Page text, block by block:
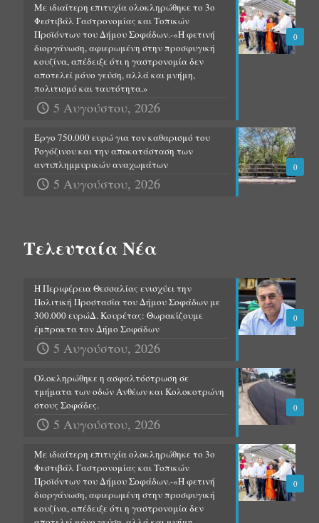
0
Με ιδιαίτερη επιτυχία ολοκληρώθηκε το 3ο
Φεστιβάλ Γαστρονομίας και Τοπικών
Προϊόντων του Δήμου Σοφάδων.-«Η φετινή
διοργάνωση, αφιερωμένη στην προσφυγική
κουζίνα, απέδειξε ότι η γαστρονομία δεν
αποτελεί μόνο γεύση, αλλά και μνήμη,
πολιτισμό και ταυτότητα.»
5 Αυγούστου, 2026
0
Έργο 750.000 ευρώ για τον καθαρισμό του
Ρογόζινου και την αποκατάσταση των
αντιπλημμυρικών αναχωμάτων
5 Αυγούστου, 2026
Τελευταία Νέα
0
Η Περιφέρεια Θεσσαλίας ενισχύει την
Πολιτική Προστασία του Δήμου Σοφάδων με
300.000 ευρώΔ. Κουρέτας: Θωρακίζουμε
έμπρακτα τον Δήμο Σοφάδων
5 Αυγούστου, 2026
0
Ολοκληρώθηκε η ασφαλτόστρωση σε
τμήματα των οδών Ανθέων και Κολοκοτρώνη
στους Σοφάδες.
5 Αυγούστου, 2026
0
Με ιδιαίτερη επιτυχία ολοκληρώθηκε το 3ο
Φεστιβάλ Γαστρονομίας και Τοπικών
Προϊόντων του Δήμου Σοφάδων.-«Η φετινή
διοργάνωση, αφιερωμένη στην προσφυγική
κουζίνα, απέδειξε ότι η γαστρονομία δεν